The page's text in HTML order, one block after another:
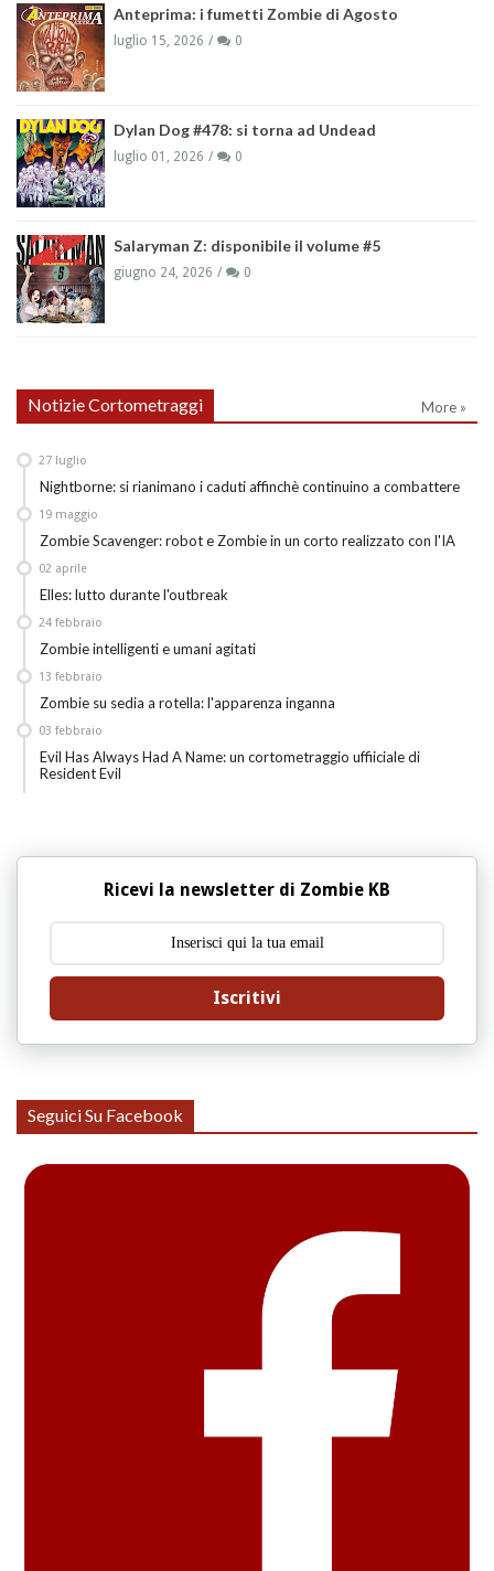
Anteprima: i fumetti Zombie di Agosto
luglio 15, 2026 0
Dylan Dog #478: si torna ad Undead
luglio 01, 2026 0
Salaryman Z: disponibile il volume #5
giugno 24, 2026 0
Notizie Cortometraggi More »
Nightborne: si rianimano i caduti affinchè continuino a combattere
27 luglio
Zombie Scavenger: robot e Zombie in un corto realizzato con l'IA
19 maggio
Elles: lutto durante l'outbreak
02 aprile
Zombie intelligenti e umani agitati
24 febbraio
Zombie su sedia a rotella: l'apparenza inganna
13 febbraio
Evil Has Always Had A Name: un cortometraggio uffiiciale di
Resident Evil
03 febbraio
Ricevi la newsletter di Zombie KB
Iscritivi
Seguici Su Facebook